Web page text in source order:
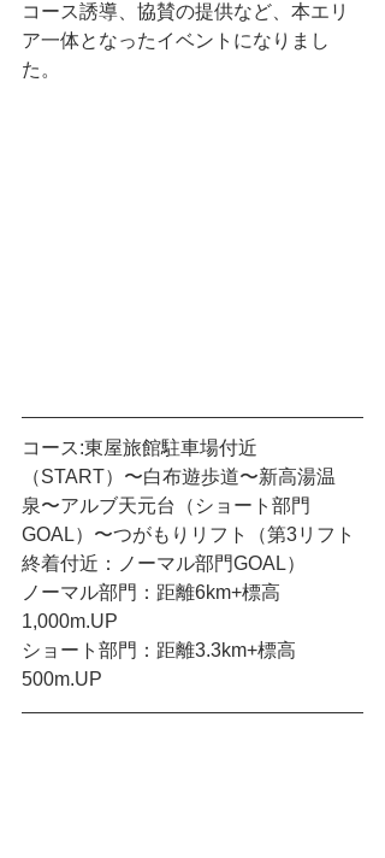
コース誘導、協賛の提供など、本エリ
ア一体となったイベントになりまし
た。
コース:東屋旅館駐車場付近
（START）〜白布遊歩道〜新高湯温
泉〜アルブ天元台（ショート部門
GOAL）〜つがもりリフト（第3リフト
終着付近：ノーマル部門GOAL）
ノーマル部門：距離6km+標高
1,000m.UP
ショート部門：距離3.3km+標高
500m.UP